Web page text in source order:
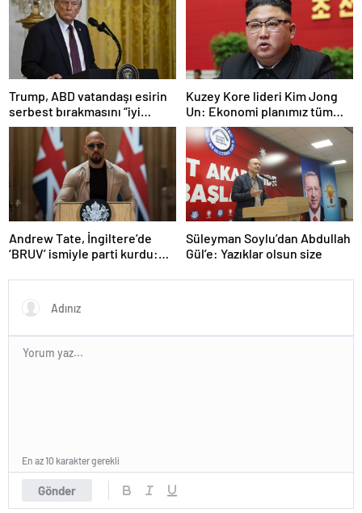
Trump, ABD vatandaşı esirin
serbest bırakmasını “iyi
niyetle atılmış bir adım”
olarak değerlendirdi
Kuzey Kore lideri Kim Jong
Un: Ekonomi planımız tüm
sektörlerde başarısız oldu
Andrew Tate, İngiltere’de
‘BRUV’ ismiyle parti kurdu:
propagandasını
yasaklayacağız’
Süleyman Soylu’dan Abdullah
Gül’e: Yazıklar olsun size
Gönder
En az 10 karakter gerekli